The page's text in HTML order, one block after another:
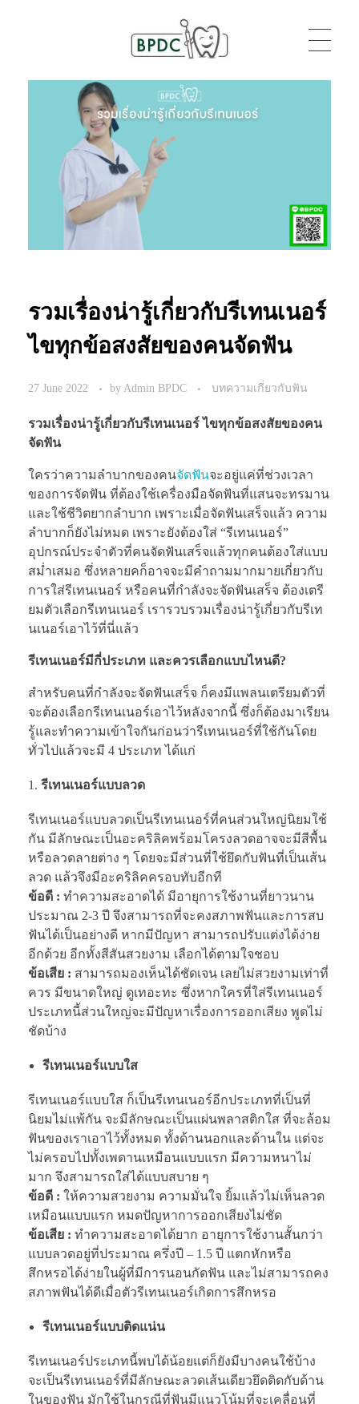
BPDC
รวมเรื่องน่ารู้เกี่ยวกับรีเทนเนอร์
ไขทุกข้อสงสัยของคนจัดฟัน
27 June 2022 byAdmin BPDC บทความเกี่ยวกับฟัน
รวมเรื่องน่ารู้เกี่ยวกับรีเทนเนอร์ ไขทุกข้อสงสัยของคน
จัดฟัน
ใครว่าความลำบากของคนจัดฟันจะอยู่แค่ที่ช่วงเวลา
ของการจัดฟัน ที่ต้องใช้เครื่องมือจัดฟันที่แสนจะทรมาน
และใช้ชีวิตยากลำบาก เพราะเมื่อจัดฟันเสร็จแล้ว ความ
ลำบากก็ยังไม่หมด เพราะยังต้องใส่ “รีเทนเนอร์”
อุปกรณ์ประจำตัวที่คนจัดฟันเสร็จแล้วทุกคนต้องใส่แบบ
สม่ำเสมอ ซึ่งหลายคก็อาจจะมีคำถามมากมายเกี่ยวกับ
การใส่รีเทนเนอร์ หรือคนที่กำลังจะจัดฟันเสร็จ ต้องเตรี
ยมตัวเลือกรีเทนเนอร์ เรารวบรวมเรื่องน่ารู้เกี่ยวกับรีเท
นเนอร์เอาไว้ที่นี่แล้ว
รีเทนเนอร์มีกี่ประเภท และควรเลือกแบบไหนดี?
สำหรับคนที่กำลังจะจัดฟันเสร็จ ก็คงมีแพลนเตรียมตัวที่
จะต้องเลือกรีเทนเนอร์เอาไว้หลังจากนี้ ซึ่งก็ต้องมาเรียน
รู้และทำความเข้าใจกันก่อนว่ารีเทนเนอร์ที่ใช้กันโดย
ทั่วไปแล้วจะมี 4 ประเภท ได้แก่
รีเทนเนอร์แบบลวด
รีเทนเนอร์แบบลวดเป็นรีเทนเนอร์ที่คนส่วนใหญ่นิยมใช้
กัน มีลักษณะเป็นอะคริลิคพร้อมโครงลวดอาจจะมีสีพื้น
หรือลวดลายต่าง ๆ โดยจะมีส่วนที่ใช้ยึดกับฟันที่เป็นเส้น
ลวด แล้วจึงมีอะคริลิคครอบทับอีกที
ข้อดี : ทำความสะอาดได้ มีอายุการใช้งานที่ยาวนาน
ประมาณ 2-3 ปี จึงสามารถที่จะคงสภาพฟันและการสบ
ฟันได้เป็นอย่างดี หากมีปัญหา สามารถปรับแต่งได้ง่าย
อีกด้วย อีกทั้งสีสันสวยงาม เลือกได้ตามใจชอบ
ข้อเสีย : สามารถมองเห็นได้ชัดเจน เลยไม่สวยงามเท่าที่
ควร มีขนาดใหญ่ ดูเทอะทะ ซึ่งหากใครที่ใส่รีเทนเนอร์
ประเภทนี้ส่วนใหญ่จะมีปัญหาเรื่องการออกเสียง พูดไม่
ชัดบ้าง
รีเทนเนอร์แบบใส
รีเทนเนอร์แบบใส ก็เป็นรีเทนเนอร์อีกประเภทที่เป็นที่
นิยมไม่แพ้กัน จะมีลักษณะเป็นแผ่นพลาสติกใส ที่จะล้อม
ฟันของเราเอาไว้ทั้งหมด ทั้งด้านนอกและด้านใน แต่จะ
ไม่ครอบไปทั้งเพดานเหมือนแบบแรก มีความหนาไม่
มาก จึงสามารถใส่ได้แบบสบาย ๆ
ข้อดี : ให้ความสวยงาม ความมั่นใจ ยิ้มแล้วไม่เห็นลวด
เหมือนแบบแรก หมดปัญหาการออกเสียงไม่ชัด
ข้อเสีย : ทำความสะอาดได้ยาก อายุการใช้งานสั้นกว่า
แบบลวดอยู่ที่ประมาณ ครึ่งปี – 1.5 ปี แตกหักหรือ
สึกหรอได้ง่ายในผู้ที่มีการนอนกัดฟัน และไม่สามารถคง
สภาพฟันได้ดีเมื่อตัวรีเทนเนอร์เกิดการสึกหรอ
รีเทนเนอร์แบบติดแน่น
รีเทนเนอร์ประเภทนี้พบได้น้อยแต่ก็ยังมีบางคนใช้บ้าง
จะเป็นรีเทนเนอร์ที่มีลักษณะลวดเส้นเดียวยึดติดกับด้าน
ในของฟัน มักใช้ในกรณีที่ฟันมีแนวโน้มที่จะเคลื่อนที่